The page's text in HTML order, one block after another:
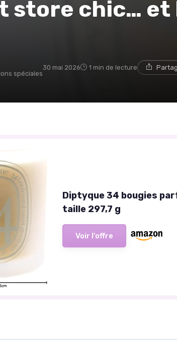
store chic… et
spéciales
30 mai 2026 1 min de lecture
Diptyque 34 bougies
taille 297,7 g
Voir l'offre